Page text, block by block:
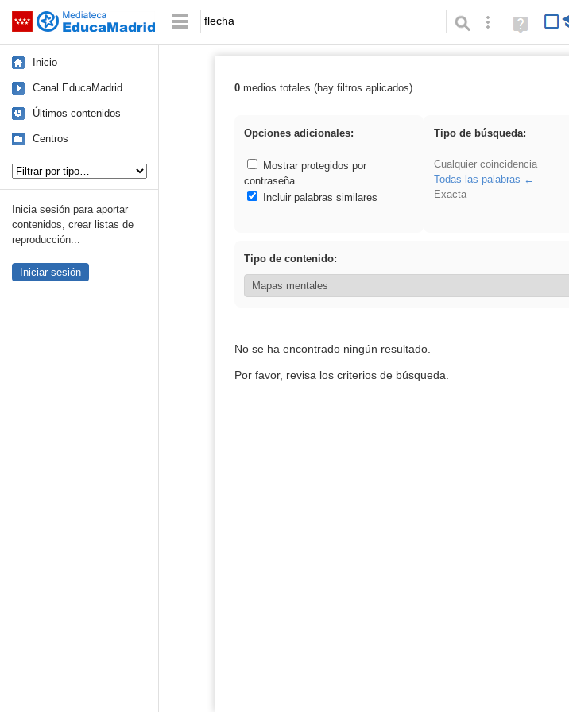
Saltar navegación Palabra o frase: Búsqueda avanzada
Ayuda
(en
Inicio
Canal EducaMadrid
Últimos contenidos
Centros
Inicia sesión para aportar
contenidos, crear listas de
reproducción...
Iniciar sesión
Resultados de: flecha
0medios totales (hay filtros aplicados)
Opciones adicionales:
Mostrar protegidos por
contraseña
Incluir palabras similares
Tipo de búsqueda:
Cualquier coincidencia
Todas las palabras
Exacta
Tipo de contenido:
No se ha encontrado ningún resultado.
Por favor, revisa los criterios de búsqueda.